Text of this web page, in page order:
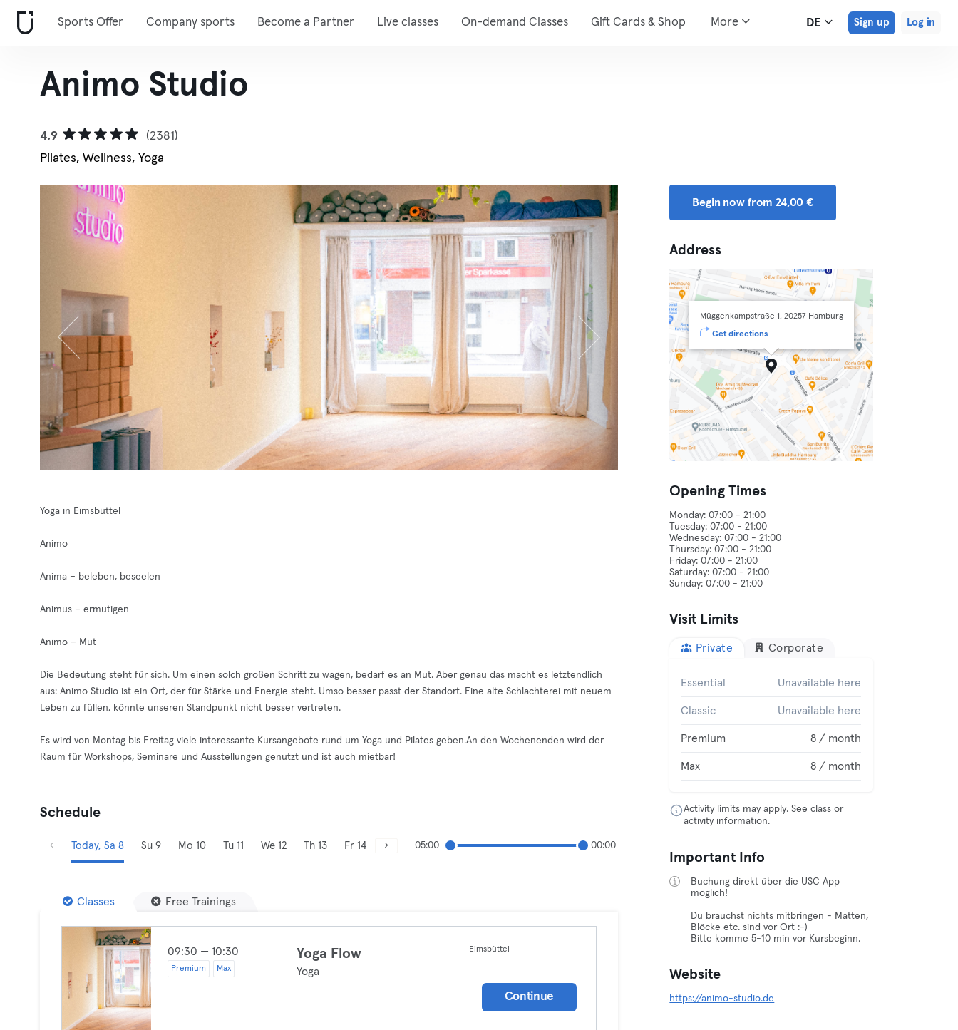
Sports Offer Company sports Become a Partner Live classes On-demand Classes Gift Cards & Shop More DE Sign up Log in
Animo Studio
4.9
(2381)
Pilates, Wellness, Yoga
Yoga in Eimsbüttel
Animo
Anima – beleben, beseelen
Animus – ermutigen
Animo – Mut
Die Bedeutung steht für sich. Um einen solch großen Schritt zu wagen, bedarf es an Mut. Aber genau das macht es letztendlich
aus: Animo Studio ist ein Ort, der für Stärke und Energie steht. Umso besser passt der Standort. Eine alte Schlachterei mit neuem
Leben zu füllen, könnte unseren Standpunkt nicht besser vertreten.
Es wird von Montag bis Freitag viele interessante Kursangebote rund um Yoga und Pilates geben.An den Wochenenden wird der
Raum für Workshops, Seminare und Ausstellungen genutzt und ist auch mietbar!
Schedule
Today, Sa 8 Su 9 Mo 10 Tu 11 We 12 Th 13 Fr 14 05:00 00:00
Classes Free Trainings
09:30 — 10:30
Premium Max
Yoga Flow
Yoga
Eimsbüttel
Continue
Begin now from 24,00 €
Address
Müggenkampstraße 1, 20257 Hamburg
Get directions
Opening Times
Monday: 07:00 - 21:00
Tuesday: 07:00 - 21:00
Wednesday: 07:00 - 21:00
Thursday: 07:00 - 21:00
Friday: 07:00 - 21:00
Saturday: 07:00 - 21:00
Visit Limits
Private Corporate
Essential Unavailable here
Classic Unavailable here
Premium 8 / month
Max 8 / month
Activity limits may apply. See class or
activity information.
Important Info
Buchung direkt über die USC App
möglich!
Du brauchst nichts mitbringen - Matten,
Blöcke etc. sind vor Ort :-)
Bitte komme 5-10 min vor Kursbeginn.
Website
https://animo-studio.de